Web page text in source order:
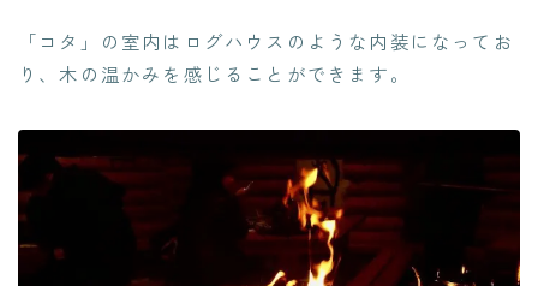
「コタ」の室内はログハウスのような内装になってお
り、木の温かみを感じることができます。